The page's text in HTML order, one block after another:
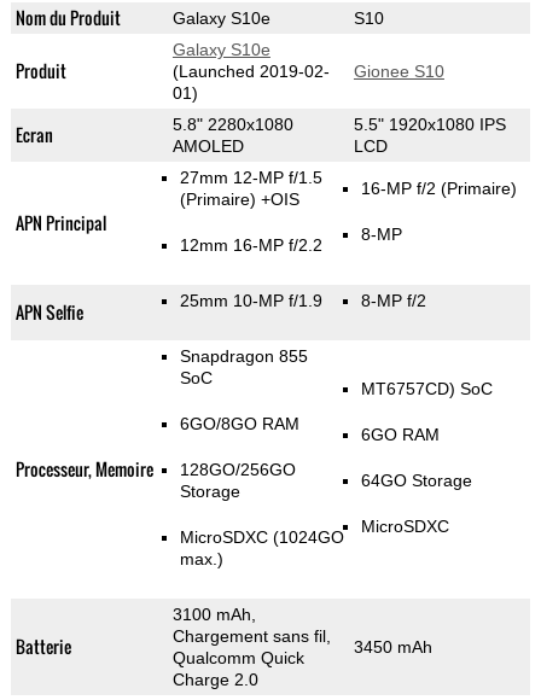
Nom du Produit Galaxy S10e S10
Produit
Galaxy S10e
(Launched 2019-02-
01)
Gionee S10
Ecran
5.8" 2280x1080
AMOLED
5.5" 1920x1080 IPS
LCD
APN Principal
27mm 12-MP f/1.5
(Primaire) +OIS
12mm 16-MP f/2.2
16-MP f/2 (Primaire)
8-MP
APN Selfie 25mm 10-MP f/1.9 8-MP f/2
Processeur, Memoire
Snapdragon 855
SoC
6GO/8GO RAM
128GO/256GO
Storage
MicroSDXC (1024GO
max.)
MT6757CD) SoC
6GO RAM
64GO Storage
MicroSDXC
Batterie
3100 mAh,
Chargement sans fil,
Qualcomm Quick
Charge 2.0
3450 mAh